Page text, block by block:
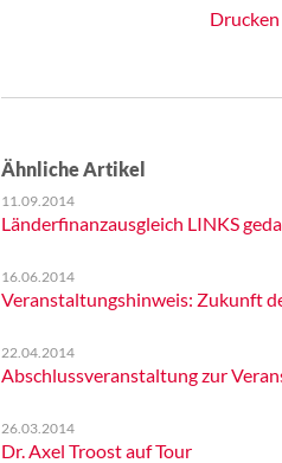
Drucken
Ähnliche Artikel
11.09.2014
Länderfinanzausgleich LINKS
16.06.2014
Veranstaltungshinweis: Zukunft
22.04.2014
Abschlussveranstaltung zur
26.03.2014
Dr. Axel Troost auf Tour